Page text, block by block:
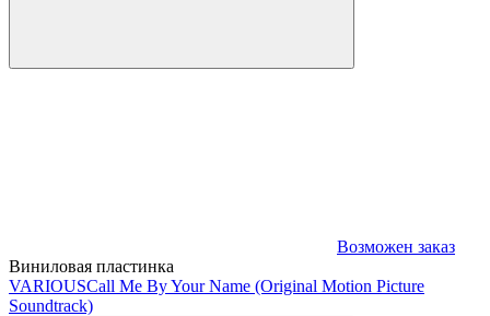
Возможен заказ
Виниловая пластинка
VARIOUSCall Me By Your Name (Original Motion Picture
Soundtrack)